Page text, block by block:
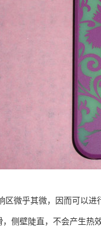
区微乎其微，因而可以
侧壁陡直，不会产生热